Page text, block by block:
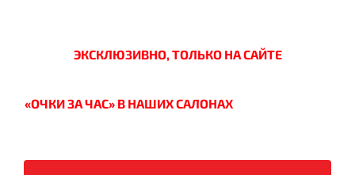
ЭКСКЛЮЗИВНО, ТОЛЬКО НА САЙТЕ
«ОЧКИ ЗА ЧАС» В НАШИХ САЛОНАХ